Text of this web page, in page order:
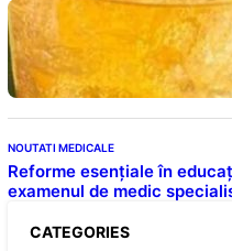
Cele cinci
menținerea
nopții:
NOUTATI MEDICALE
Reforme esențiale în
examenul de medic
CATEGORIES